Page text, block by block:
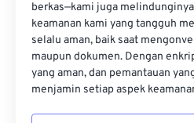
berkas—kami juga
keamanan kami yang tangguh
selalu aman, baik saat
maupun dokumen. Dengan
yang aman, dan pemantauan
menjamin setiap aspek